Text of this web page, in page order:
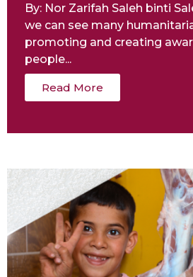
By: Nor Zarifah Saleh binti
we can see many
promoting and creating
people...
Read More